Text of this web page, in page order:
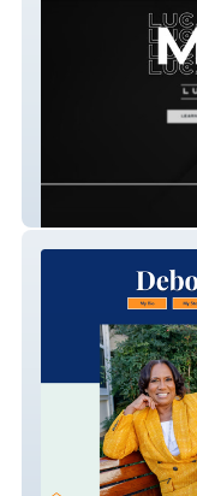
Rev. Dr. Deb S